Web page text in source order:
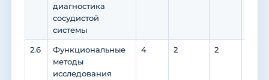
диагностика
сосудистой
системы
2.6
Функциональные
методы
исследования
4 2 2